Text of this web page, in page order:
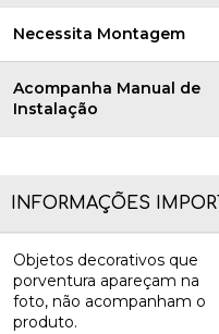
Necessita Montagem
Acompanha Manual de
Instalação
INFORMAÇÕES
Objetos decorativos que
porventura apareçam na
foto, não acompanham o
produto.